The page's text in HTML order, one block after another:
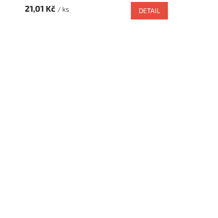
21,01 Kč / ks DETAIL